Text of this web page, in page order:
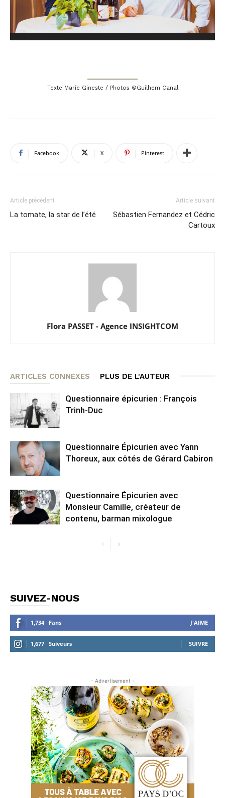
Texte Marie Gineste / Photos ©Guilhem Canal
Facebook X Pinterest
Article précédent
La tomate, la star de l’été
Article suivant
Sébastien Fernandez et Cédric
Cartoux
Flora PASSET - Agence INSIGHTCOM
ARTICLES CONNEXES PLUS DE L'AUTEUR
Questionnaire épicurien : François
Trinh-Duc
Questionnaire Épicurien avec Yann
Thoreux, aux côtés de Gérard Cabiron
Questionnaire Épicurien avec
Monsieur Camille, créateur de
contenu, barman mixologue
SUIVEZ-NOUS
1,734 Fans J'AIME
1,677 Suiveurs SUIVRE
- Advertisement -